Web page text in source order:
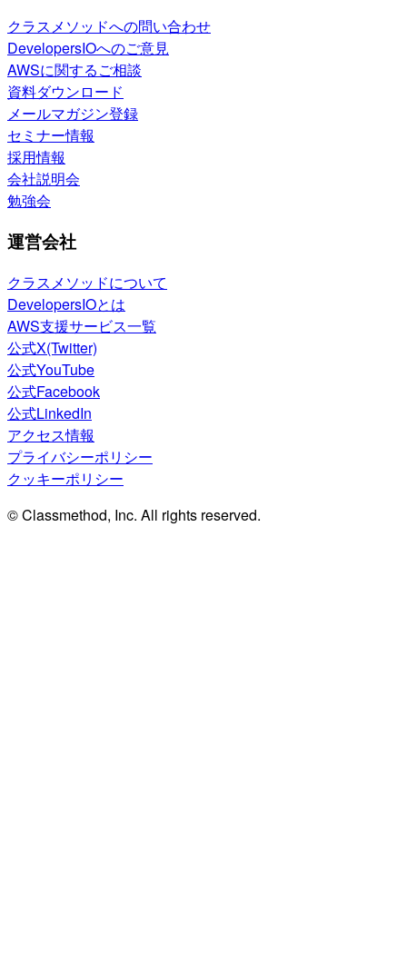
クラスメソッドへの問い合わせ
DevelopersIOへのご意見
AWSに関するご相談
資料ダウンロード
メールマガジン登録
セミナー情報
採用情報
会社説明会
勉強会
運営会社
クラスメソッドについて
DevelopersIOとは
AWS支援サービス一覧
公式X(Twitter)
公式YouTube
公式Facebook
公式LinkedIn
アクセス情報
プライバシーポリシー
クッキーポリシー
© Classmethod, Inc. All rights reserved.